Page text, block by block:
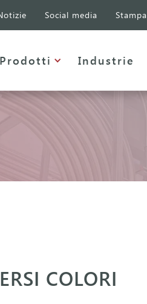
Social media Stampa
Prodotti Industrie
COLORI